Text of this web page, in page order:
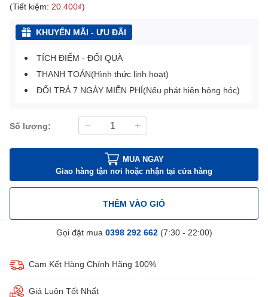
(Tiết kiệm: 20.400₫)
KHUYẾN MÃI - ƯU ĐÃI
TÍCH ĐIỂM - ĐỔI QUÀ
THANH TOÁN(Hình thức linh hoạt)
ĐỔI TRẢ 7 NGÀY MIỄN PHÍ(Nếu phát hiện hỏng hóc)
Số lượng:
MUA NGAY
Giao hàng tận nơi hoặc nhận tại cửa hàng
THÊM VÀO GIỎ
Gọi đặt mua 0398 292 662(7:30 - 22:00)
Cam Kết Hàng Chính Hãng 100%
Giá Luôn Tốt Nhất